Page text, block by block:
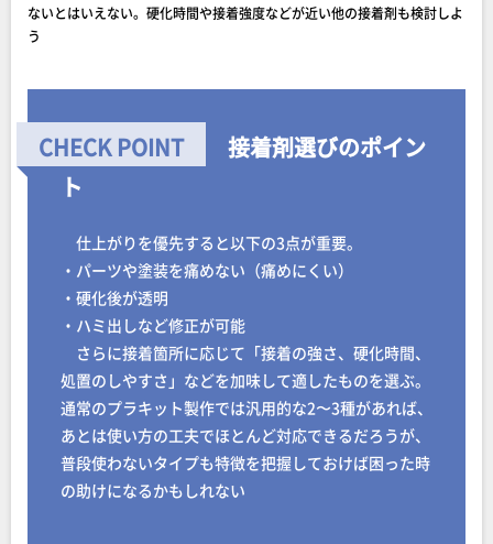
ないとはいえない。硬化時間や接着強度などが近い他の接着剤も検討しよ
う
接着剤選びのポイン
ト
仕上がりを優先すると以下の3点が重要。
・パーツや塗装を痛めない（痛めにくい）
・硬化後が透明
・ハミ出しなど修正が可能
さらに接着箇所に応じて「接着の強さ、硬化時間、
処置のしやすさ」などを加味して適したものを選ぶ。
通常のプラキット製作では汎用的な2〜3種があれば、
あとは使い方の工夫でほとんど対応できるだろうが、
普段使わないタイプも特徴を把握しておけば困った時
の助けになるかもしれない